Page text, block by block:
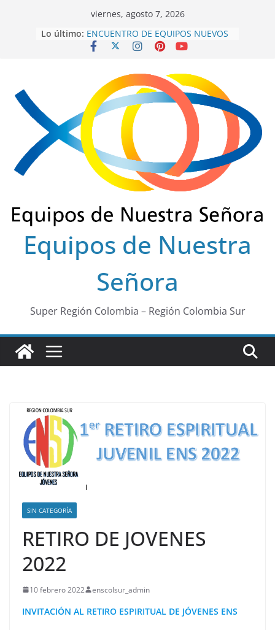
viernes, agosto 7, 2026
Lo último: ENCUENTRO DE EQUIPOS NUEVOS
SECTOR FLORENCIA
ENSCOLSUR.
COLEGIO REGIONAL FINAL 2025
EUCARISTÍA DE FRATERNIDAD
OCTUBRE 2025
Equipos de Nuestra
Señora
Super Región Colombia – Región Colombia Sur
SIN CATEGORÍA
RETIRO DE JOVENES
2022
10 febrero 2022 enscolsur_admin
INVITACIÓN AL RETIRO ESPIRITUAL DE JÓVENES ENS